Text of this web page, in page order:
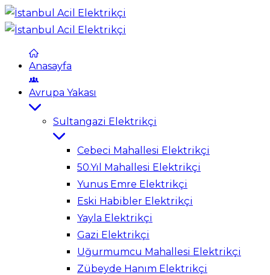
Anasayfa
Avrupa Yakası
Sultangazi Elektrikçi
Cebeci Mahallesi Elektrikçi
50.Yıl Mahallesi Elektrikçi
Yunus Emre Elektrikçi
Eski Habibler Elektrikçi
Yayla Elektrikçi
Gazi Elektrikçi
Uğurmumcu Mahallesi Elektrikçi
Zübeyde Hanım Elektrikçi